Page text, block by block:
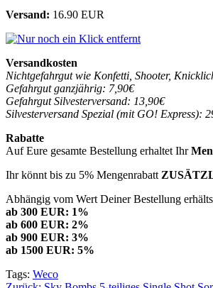
Versand: 16.90 EUR
Versandkosten
Nichtgefahrgut wie Konfetti, Shooter,
Gefahrgut ganzjährig: 7,90€
Gefahrgut Silvesterversand: 13,90€
Silvesterversand Spezial (mit GO! Express):
Rabatte
Auf Eure gesamte Bestellung erhaltet Ihr
Ihr könnt bis zu 5% Mengenrabatt
Abhängig vom Wert Deiner Bestellung
ab 300 EUR: 1%
ab 600 EUR: 2%
ab 900 EUR: 3%
ab 1500 EUR: 5%
Tags: Weco